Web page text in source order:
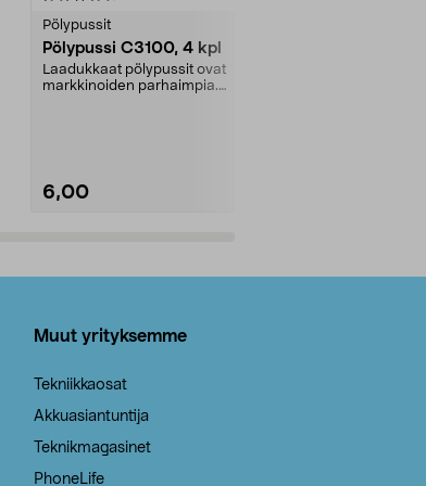
Pölypussit
Pölypussi C3100, 4 kpl
Laadukkaat pölypussit ovat
markkinoiden parhaimpia.
6,00
Muut yrityksemme
Tekniikkaosat
Akkuasiantuntija
Teknikmagasinet
PhoneLife